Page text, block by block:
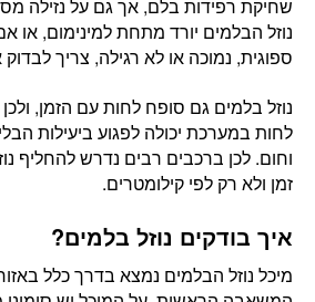
שחיקת רפידות בלם, אך גם על נזילה
נוזל הבלמים יורד מתחת למינימום, או
ספוגית, נמוכה או לא רגילה, צריך
נוזל בלמים גם סופח לחות עם הזמן,
לחות במערכת יכולה לפגוע ביעילות
וחום. לכן ברכבים רבים נדרש להחליף
זמן ולא רק לפי קילומטרים.
איך בודקים נוזל בלמים?
מיכל נוזל הבלמים נמצא בדרך כלל